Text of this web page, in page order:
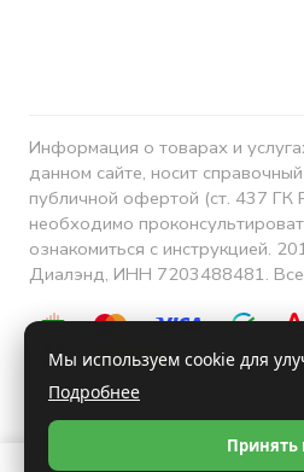
Информация о товарах и
данном сайте, носит
публичной офертой (ст. 437
необходимо
ознакомиться с инструкцией.
Диалэнд, ИНН 7203488481.
Конфиденциальность
Мы используем cookie для
Подробнее
Принять